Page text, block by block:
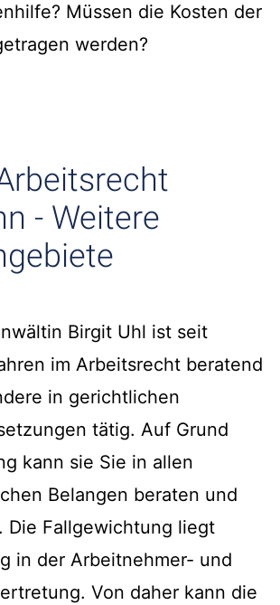
Müssen die Kosten der
werden?
- Weitere
Birgit Uhl ist seit
im Arbeitsrecht beratend
in gerichtlichen
tätig. Auf Grund
kann sie Sie in allen
Belangen beraten und
Die Fallgewichtung liegt
in der Arbeitnehmer- und
Von daher kann die